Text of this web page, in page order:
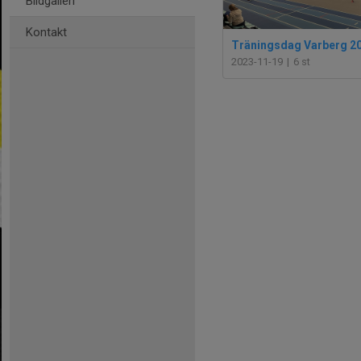
Kontakt
Träningsdag Varberg
2023-11-19 | 6 st